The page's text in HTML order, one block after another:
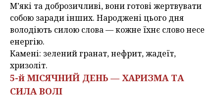
М’які та доброзичливі, вони готові жертвувати
собою заради інших. Народжені цього дня
володіють силою слова — кожне їхнє слово несе
енергію.
Камені: зелений гранат, нефрит, жадеїт,
хризоліт.
5-й МІСЯЧНИЙ ДЕНЬ — ХАРИЗМА ТА
СИЛА ВОЛІ